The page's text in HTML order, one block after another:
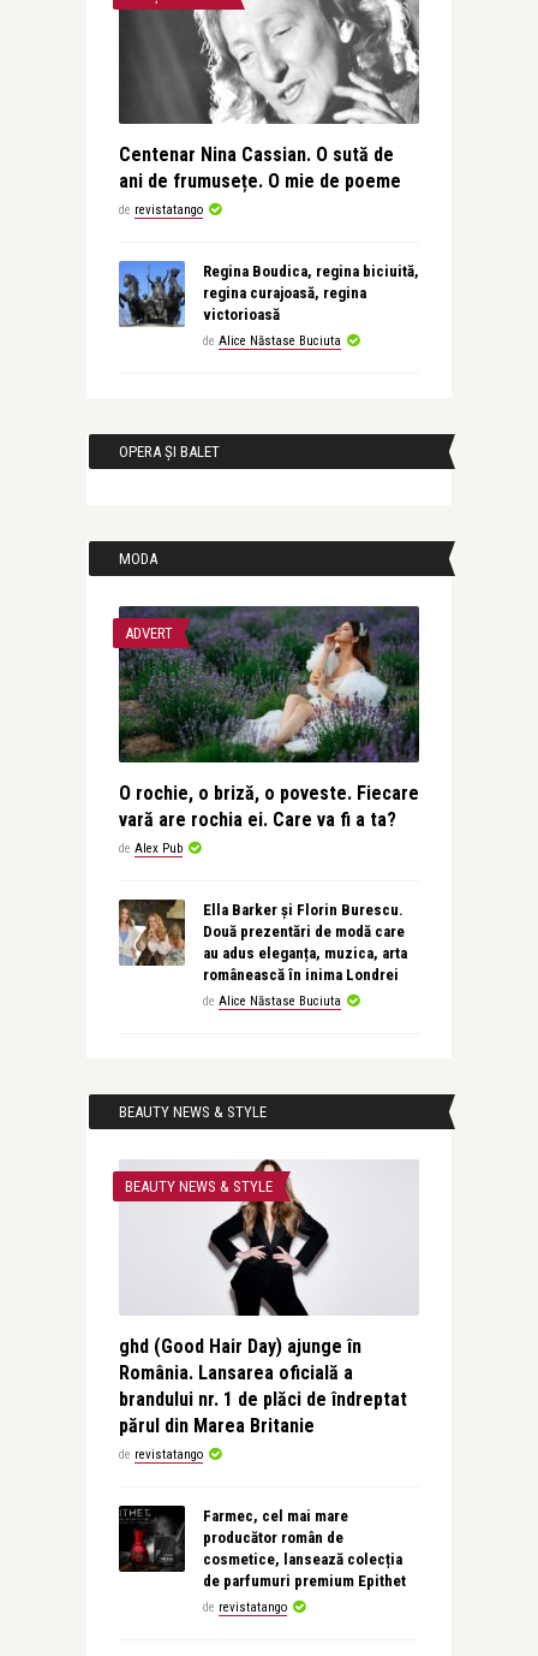
Centenar Nina Cassian. O sută de
ani de frumusețe. O mie de poeme
de revistatango
Regina Boudica, regina biciuită,
regina curajoasă, regina
victorioasă
de Alice Năstase Buciuta
OPERA ȘI BALET
MODA
ADVERT
O rochie, o briză, o poveste. Fiecare
vară are rochia ei. Care va fi a ta?
de Alex Pub
Ella Barker și Florin Burescu.
Două prezentări de modă care
au adus eleganța, muzica, arta
românească în inima Londrei
de Alice Năstase Buciuta
BEAUTY NEWS & STYLE
BEAUTY NEWS & STYLE
ghd (Good Hair Day) ajunge în
România. Lansarea oficială a
brandului nr. 1 de plăci de îndreptat
părul din Marea Britanie
de revistatango
Farmec, cel mai mare
producător român de
cosmetice, lansează colecția
de parfumuri premium Epithet
de revistatango